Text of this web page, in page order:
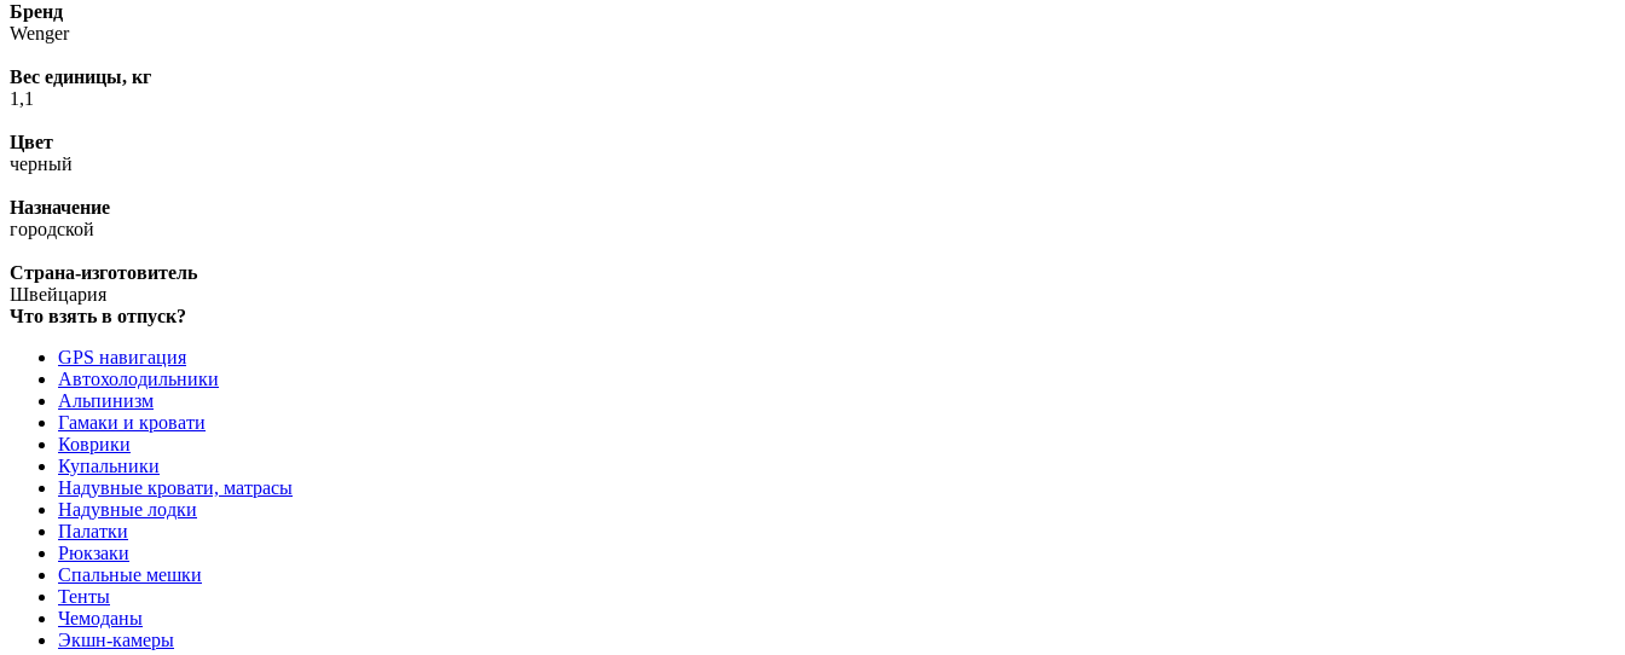
Бренд
Wenger
Вес единицы, кг
1,1
Цвет
черный
Назначение
городской
Страна-изготовитель
Швейцария
Что взять в отпуск?
GPS навигация
Автохолодильники
Альпинизм
Гамаки и кровати
Коврики
Купальники
Надувные кровати, матрасы
Надувные лодки
Палатки
Рюкзаки
Спальные мешки
Тенты
Чемоданы
Экшн-камеры